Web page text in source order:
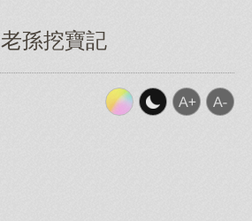
老孫挖寶記